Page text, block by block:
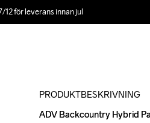
12 för leverans innan jul
PRODUKTBESKRIVNING
ADV Backcountry Hybrid
ADV Backcountry Hybrid